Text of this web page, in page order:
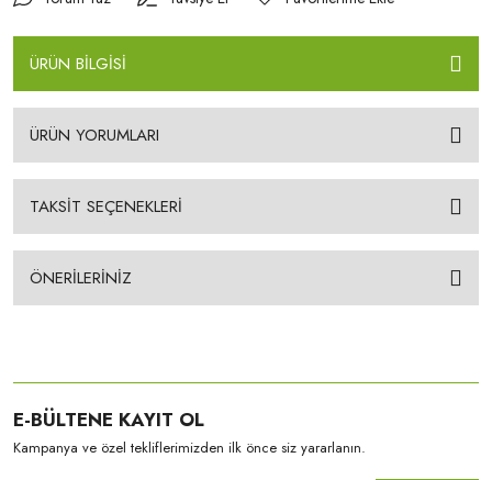
ÜRÜN BİLGİSİ
ÜRÜN YORUMLARI
TAKSİT SEÇENEKLERİ
ÖNERİLERİNİZ
E-BÜLTENE KAYIT OL
Kampanya ve özel tekliflerimizden ilk önce siz yararlanın.